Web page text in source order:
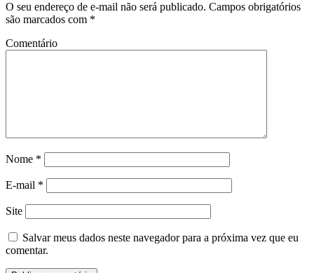
O seu endereço de e-mail não será publicado. Campos obrigatórios
são marcados com *
Comentário
Nome *
E-mail *
Site
Salvar meus dados neste navegador para a próxima vez que eu
comentar.